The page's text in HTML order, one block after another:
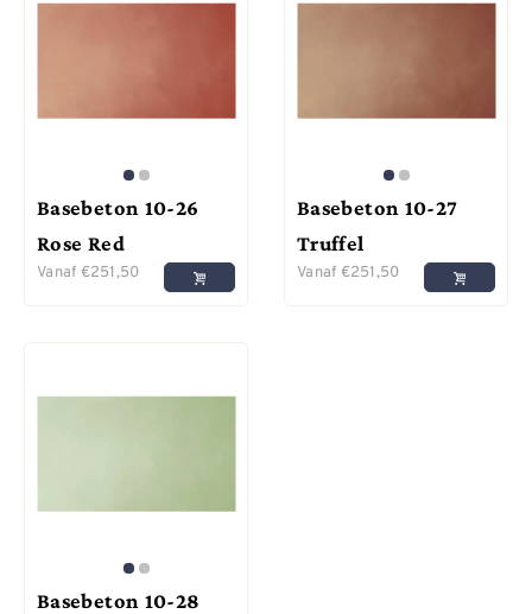
Basebeton 10-26
Rose Red
Vanaf €251,50
Basebeton 10-27
Truffel
Vanaf €251,50
Basebeton 10-28